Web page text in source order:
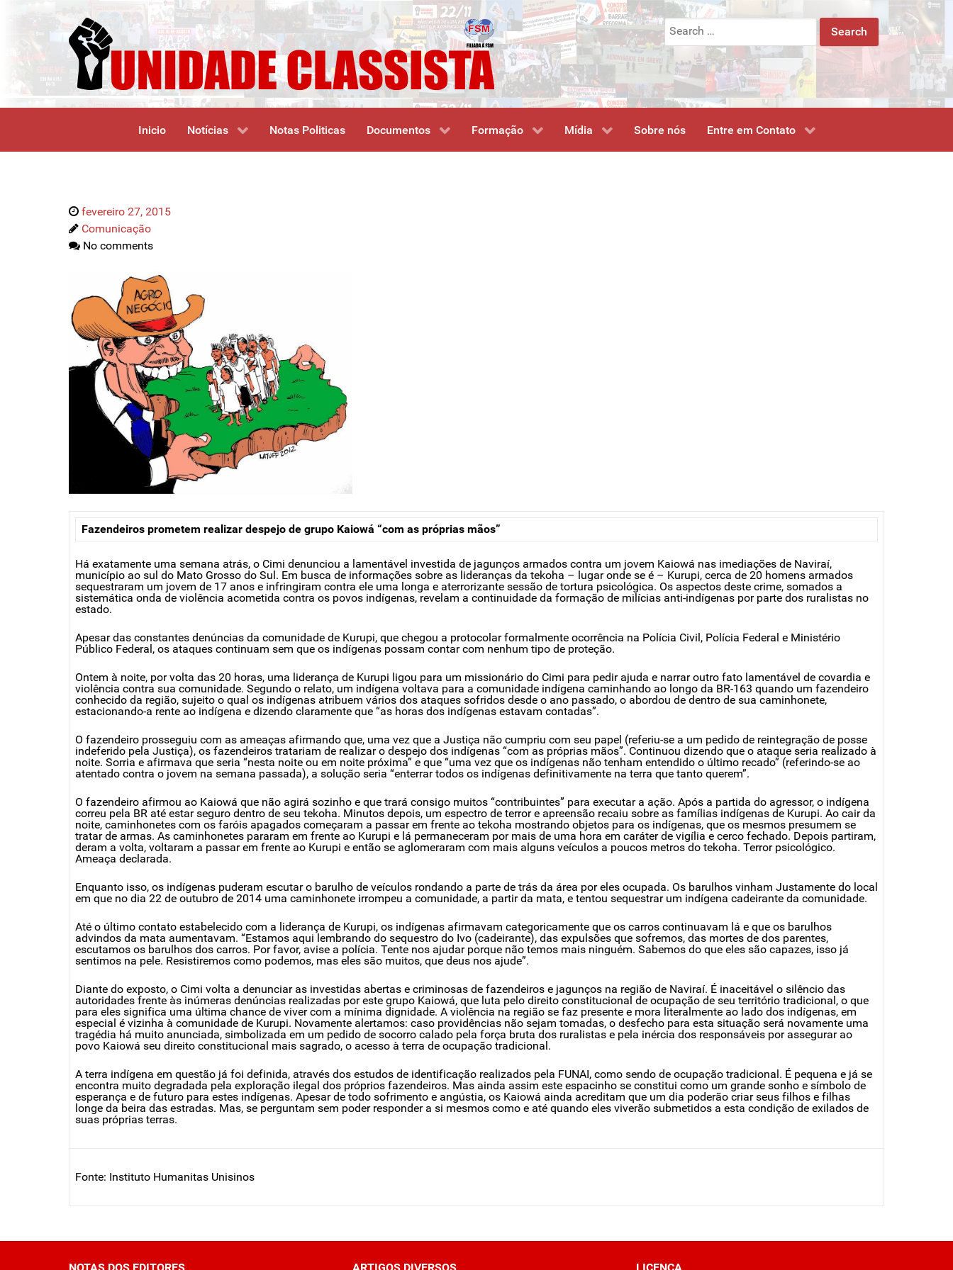
Search
for:
Inicio Notícias Notas Politicas Documentos Formação Mídia Sobre nós Entre em Contato
fevereiro 27, 2015
Comunicação
No comments
Fazendeiros prometem realizar despejo de grupo Kaiowá “com as próprias mãos”
Há exatamente uma semana atrás, o Cimi denunciou a lamentável investida de jagunços armados contra um jovem Kaiowá nas imediações de Naviraí,
município ao sul do Mato Grosso do Sul. Em busca de informações sobre as lideranças da tekoha – lugar onde se é – Kurupi, cerca de 20 homens armados
sequestraram um jovem de 17 anos e infringiram contra ele uma longa e aterrorizante sessão de tortura psicológica. Os aspectos deste crime, somados a
sistemática onda de violência acometida contra os povos indígenas, revelam a continuidade da formação de milícias anti-indígenas por parte dos ruralistas no
estado.
Apesar das constantes denúncias da comunidade de Kurupi, que chegou a protocolar formalmente ocorrência na Polícia Civil, Polícia Federal e Ministério
Público Federal, os ataques continuam sem que os indígenas possam contar com nenhum tipo de proteção.
Ontem à noite, por volta das 20 horas, uma liderança de Kurupi ligou para um missionário do Cimi para pedir ajuda e narrar outro fato lamentável de covardia e
violência contra sua comunidade. Segundo o relato, um indígena voltava para a comunidade indígena caminhando ao longo da BR-163 quando um fazendeiro
conhecido da região, sujeito o qual os indígenas atribuem vários dos ataques sofridos desde o ano passado, o abordou de dentro de sua caminhonete,
estacionando-a rente ao indígena e dizendo claramente que “as horas dos indígenas estavam contadas”.
O fazendeiro prosseguiu com as ameaças afirmando que, uma vez que a Justiça não cumpriu com seu papel (referiu-se a um pedido de reintegração de posse
indeferido pela Justiça), os fazendeiros tratariam de realizar o despejo dos indígenas “com as próprias mãos”. Continuou dizendo que o ataque seria realizado à
noite. Sorria e afirmava que seria “nesta noite ou em noite próxima” e que “uma vez que os indígenas não tenham entendido o último recado” (referindo-se ao
atentado contra o jovem na semana passada), a solução seria “enterrar todos os indígenas definitivamente na terra que tanto querem”.
O fazendeiro afirmou ao Kaiowá que não agirá sozinho e que trará consigo muitos “contribuintes” para executar a ação. Após a partida do agressor, o indígena
correu pela BR até estar seguro dentro de seu tekoha. Minutos depois, um espectro de terror e apreensão recaiu sobre as famílias indígenas de Kurupi. Ao cair da
noite, caminhonetes com os faróis apagados começaram a passar em frente ao tekoha mostrando objetos para os indígenas, que os mesmos presumem se
tratar de armas. As caminhonetes pararam em frente ao Kurupi e lá permaneceram por mais de uma hora em caráter de vigília e cerco fechado. Depois partiram,
deram a volta, voltaram a passar em frente ao Kurupi e então se aglomeraram com mais alguns veículos a poucos metros do tekoha. Terror psicológico.
Ameaça declarada.
Enquanto isso, os indígenas puderam escutar o barulho de veículos rondando a parte de trás da área por eles ocupada. Os barulhos vinham Justamente do local
em que no dia 22 de outubro de 2014 uma caminhonete irrompeu a comunidade, a partir da mata, e tentou sequestrar um indígena cadeirante da comunidade.
Até o último contato estabelecido com a liderança de Kurupi, os indígenas afirmavam categoricamente que os carros continuavam lá e que os barulhos
advindos da mata aumentavam. “Estamos aqui lembrando do sequestro do Ivo (cadeirante), das expulsões que sofremos, das mortes de dos parentes,
escutamos os barulhos dos carros. Por favor, avise a polícia. Tente nos ajudar porque não temos mais ninguém. Sabemos do que eles são capazes, isso já
sentimos na pele. Resistiremos como podemos, mas eles são muitos, que deus nos ajude”.
Diante do exposto, o Cimi volta a denunciar as investidas abertas e criminosas de fazendeiros e jagunços na região de Naviraí. É inaceitável o silêncio das
autoridades frente às inúmeras denúncias realizadas por este grupo Kaiowá, que luta pelo direito constitucional de ocupação de seu território tradicional, o que
para eles significa uma última chance de viver com a mínima dignidade. A violência na região se faz presente e mora literalmente ao lado dos indígenas, em
especial é vizinha à comunidade de Kurupi. Novamente alertamos: caso providências não sejam tomadas, o desfecho para esta situação será novamente uma
tragédia há muito anunciada, simbolizada em um pedido de socorro calado pela força bruta dos ruralistas e pela inércia dos responsáveis por assegurar ao
povo Kaiowá seu direito constitucional mais sagrado, o acesso à terra de ocupação tradicional.
A terra indígena em questão já foi definida, através dos estudos de identificação realizados pela FUNAI, como sendo de ocupação tradicional. É pequena e já se
encontra muito degradada pela exploração ilegal dos próprios fazendeiros. Mas ainda assim este espacinho se constitui como um grande sonho e símbolo de
esperança e de futuro para estes indígenas. Apesar de todo sofrimento e angústia, os Kaiowá ainda acreditam que um dia poderão criar seus filhos e filhas
longe da beira das estradas. Mas, se perguntam sem poder responder a si mesmos como e até quando eles viverão submetidos a esta condição de exilados de
suas próprias terras.
Fonte: Instituto Humanitas Unisinos